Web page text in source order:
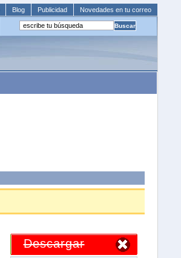
Blog Publicidad Novedades en tu correo
Descargar